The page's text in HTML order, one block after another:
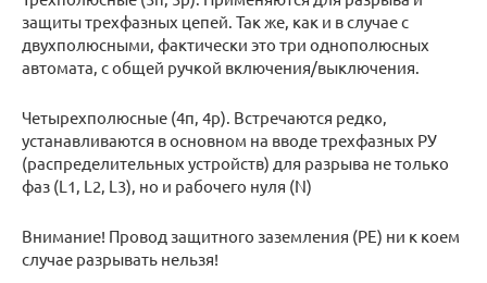
защиты трехфазных цепей. Так же, как и в случае с
двухполюсными, фактически это три однополюсных
автомата, с общей ручкой включения/выключения.
Четырехполюсные (4п, 4p). Встречаются редко,
устанавливаются в основном на вводе трехфазных РУ
(распределительных устройств) для разрыва не только
фаз (L1, L2, L3), но и рабочего нуля (N)
Внимание! Провод защитного заземления (РЕ) ни к коем
случае разрывать нельзя!